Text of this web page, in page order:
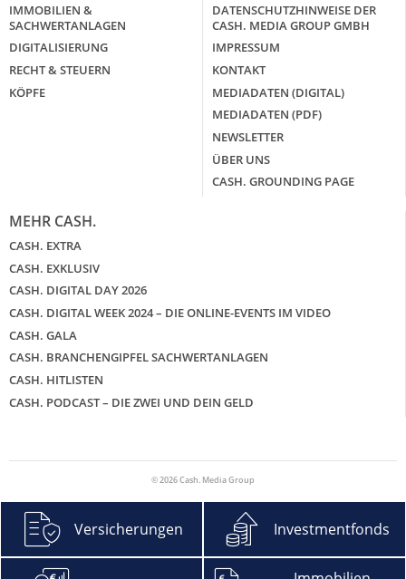
IMMOBILIEN &
SACHWERTANLAGEN
DIGITALISIERUNG
RECHT & STEUERN
KÖPFE
DATENSCHUTZHINWEISE DER
CASH. MEDIA GROUP GMBH
IMPRESSUM
KONTAKT
MEDIADATEN (DIGITAL)
MEDIADATEN (PDF)
NEWSLETTER
ÜBER UNS
CASH. GROUNDING PAGE
MEHR CASH.
CASH. EXTRA
CASH. EXKLUSIV
CASH. DIGITAL DAY 2026
CASH. DIGITAL WEEK 2024 – DIE ONLINE-EVENTS IM VIDEO
CASH. GALA
CASH. BRANCHENGIPFEL SACHWERTANLAGEN
CASH. HITLISTEN
CASH. PODCAST – DIE ZWEI UND DEIN GELD
© 2026 Cash. Media Group
Versicherungen Investmentfonds